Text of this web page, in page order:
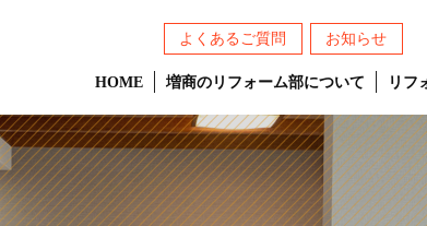
よくあるご質問 お知らせ
HOME 増商のリフォーム部について リフ